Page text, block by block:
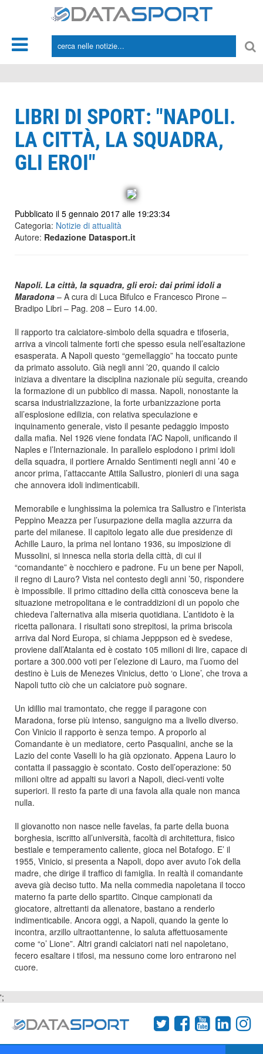
LIBRI DI SPORT: "NAPOLI.
LA CITTÀ, LA SQUADRA,
GLI EROI"
Pubblicato il 5 gennaio 2017 alle 19:23:34
Categoria: Notizie di attualità
Autore: Redazione Datasport.it
Napoli. La città, la squadra, gli eroi: dai primi idoli a
Maradona – A cura di Luca Bifulco e Francesco Pirone –
Bradipo Libri – Pag. 208 – Euro 14.00.
Il rapporto tra calciatore-simbolo della squadra e tifoseria,
arriva a vincoli talmente forti che spesso esula nell’esaltazione
esasperata. A Napoli questo “gemellaggio” ha toccato punte
da primato assoluto. Già negli anni ’20, quando il calcio
iniziava a diventare la disciplina nazionale più seguita, creando
la formazione di un pubblico di massa. Napoli, nonostante la
scarsa industrializzazione, la forte urbanizzazione porta
all’esplosione edilizia, con relativa speculazione e
inquinamento generale, visto il pesante pedaggio imposto
dalla mafia. Nel 1926 viene fondata l’AC Napoli, unificando il
Naples e l’Internazionale. In parallelo esplodono i primi idoli
della squadra, il portiere Arnaldo Sentimenti negli anni ’40 e
ancor prima, l’attaccante Attila Sallustro, pionieri di una saga
che annovera idoli indimenticabili.
Memorabile e lunghissima la polemica tra Sallustro e l’interista
Peppino Meazza per l’usurpazione della maglia azzurra da
parte del milanese. Il capitolo legato alle due presidenze di
Achille Lauro, la prima nel lontano 1936, su imposizione di
Mussolini, si innesca nella storia della città, di cui il
“comandante” è nocchiero e padrone. Fu un bene per Napoli,
il regno di Lauro? Vista nel contesto degli anni ’50, rispondere
è impossibile. Il primo cittadino della città conosceva bene la
situazione metropolitana e le contraddizioni di un popolo che
chiedeva l’alternativa alla miseria quotidiana. L’antidoto è la
ricetta pallonara. I risultati sono strepitosi, la prima briscola
arriva dal Nord Europa, si chiama Jepppson ed è svedese,
proviene dall’Atalanta ed è costato 105 milioni di lire, capace di
portare a 300.000 voti per l’elezione di Lauro, ma l’uomo del
destino è Luis de Menezes Vinicius, detto ‘o Lione’, che trova a
Napoli tutto ciò che un calciatore può sognare.
Un idillio mai tramontato, che regge il paragone con
Maradona, forse più intenso, sanguigno ma a livello diverso.
Con Vinicio il rapporto è senza tempo. A proporlo al
Comandante è un mediatore, certo Pasqualini, anche se la
Lazio del conte Vaselli lo ha già opzionato. Appena Lauro lo
contatta il passaggio è scontato. Costo dell’operazione: 50
milioni oltre ad appalti su lavori a Napoli, dieci-venti volte
superiori. Il resto fa parte di una favola alla quale non manca
nulla.
Il giovanotto non nasce nelle favelas, fa parte della buona
borghesia, iscritto all’università, facoltà di architettura, fisico
bestiale e temperamento caliente, gioca nel Botafogo. E’ il
1955, Vinicio, si presenta a Napoli, dopo aver avuto l’ok della
madre, che dirige il traffico di famiglia. In realtà il comandante
aveva già deciso tutto. Ma nella commedia napoletana il tocco
materno fa parte dello spartito. Cinque campionati da
giocatore, altrettanti da allenatore, bastano a renderlo
indimenticabile. Ancora oggi, a Napoli, quando la gente lo
incontra, arzillo ultraottantenne, lo saluta affettuosamente
come “o’ Lione”. Altri grandi calciatori nati nel napoletano,
fecero esaltare i tifosi, ma nessuno come loro entrarono nel
cuore.
';